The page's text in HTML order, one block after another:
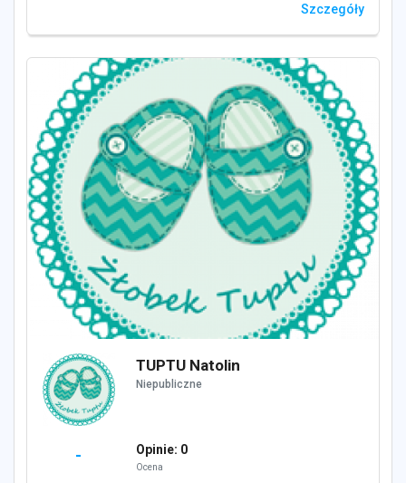
Szczegóły
TUPTU Natolin
Niepubliczne
- Opinie: 0
Ocena